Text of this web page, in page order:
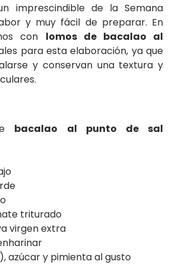
imprescindible de la Semana
y muy fácil de preparar. En
con lomos de bacalao al
para esta elaboración, ya que
y conservan una textura y
bacalao al punto de sal
triturado
virgen extra
azúcar y pimienta al gusto